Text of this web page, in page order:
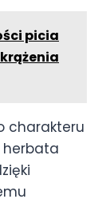
picia
charakteru
herbata